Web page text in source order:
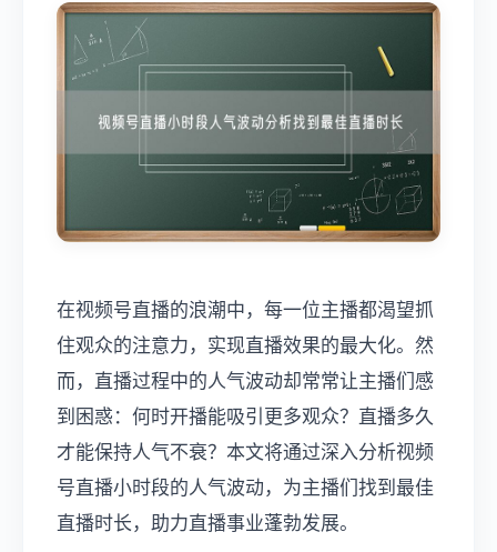
在视频号直播的浪潮中，每一位主播都渴望抓
住观众的注意力，实现直播效果的最大化。然
而，直播过程中的人气波动却常常让主播们感
到困惑：何时开播能吸引更多观众？直播多久
才能保持人气不衰？本文将通过深入分析视频
号直播小时段的人气波动，为主播们找到最佳
直播时长，助力直播事业蓬勃发展。